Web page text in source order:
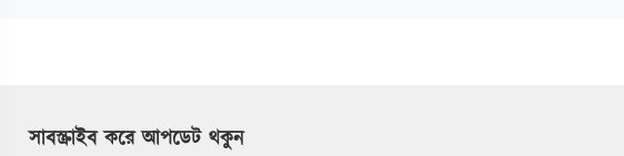
সাবস্ক্রাইব করে আপডেট থকুন